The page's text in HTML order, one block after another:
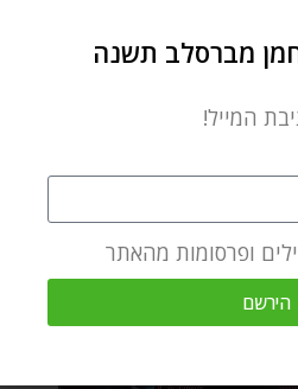
מברסלב תשנה
המייל!
ופרסומות מהאתר
הירשם